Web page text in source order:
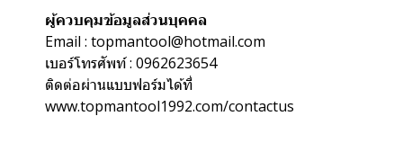
ผู้ควบคุมข้อมูลส่วนบุคคล
Email : topmantool@hotmail.com
เบอร์โทรศัพท์ : 0962623654
ติดต่อผ่านแบบฟอร์มได้ที่
www.topmantool1992.com/contactus